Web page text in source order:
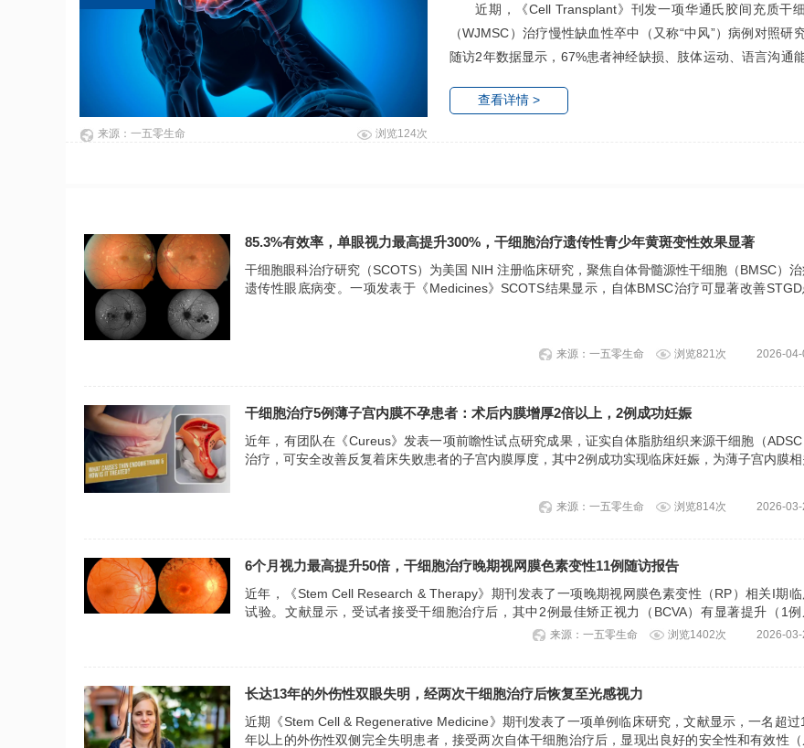
来源：一五零生命 浏览124次
近期，《Cell Transplant》刊发一项华通氏胶间充质干
（WJMSC）治疗慢性缺血性卒中（又称“中风”）病例对照研究
随访2年数据显示，67%患者神经缺损、肢体运动、语言沟通
查看详情 >
85.3%有效率，单眼视力最高提升300%，干细胞治疗遗传性青少年黄斑变性效果显著
干细胞眼科治疗研究（SCOTS）为美国 NIH 注册临床研究，聚焦自体骨髓源性干细胞（BMSC）治
遗传性眼底病变。一项发表于《Medicines》SCOTS结果显示，自体BMSC治疗可显著改善STGD
来源：一五零生命 浏览821次 2026-04-
干细胞治疗5例薄子宫内膜不孕患者：术后内膜增厚2倍以上，2例成功妊娠
近年，有团队在《Cureus》发表一项前瞻性试点研究成果，证实自体脂肪组织来源干细胞（ADSC
治疗，可安全改善反复着床失败患者的子宫内膜厚度，其中2例成功实现临床妊娠，为薄子宫内膜
来源：一五零生命 浏览814次 2026-03-
6个月视力最高提升50倍，干细胞治疗晚期视网膜色素变性11例随访报告
近年，《Stem Cell Research & Therapy》期刊发表了一项晚期视网膜色素变性（RP）相关I期
试验。文献显示，受试者接受干细胞治疗后，其中2例最佳矫正视力（BCVA）有显著提升（1例
20/20000改善至20/400，提升50倍；另1例从20/2000改善至20/400，提升5倍），视野和视网膜电
来源：一五零生命 浏览1402次 2026-
长达13年的外伤性双眼失明，经两次干细胞治疗后恢复至光感视力
近期《Stem Cell & Regenerative Medicine》期刊发表了一项单例临床研究，文献显示，一名超过
年以上的外伤性双侧完全失明患者，接受两次自体干细胞治疗后，显现出良好的安全性和有效性（